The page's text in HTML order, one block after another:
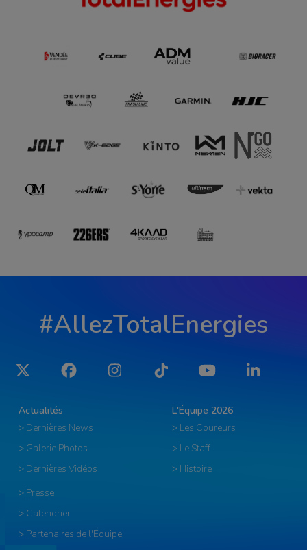
#AllezTotalEnergies
Twitter Facebook Instagram Tiktok YouTube LinkedIn
Actualités
> Dernières News
> Galerie Photos
> Dernières Vidéos
L'Équipe 2026
> Les Coureurs
> Le Staff
> Histoire
> Presse
> Calendrier
> Partenaires de l'Équipe